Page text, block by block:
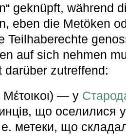
geknüpft, während
eben die Metöken
Teilhaberechte
auf sich nehmen
zutreffend:
Μέτοικοι) — у
що оселилися
метеки, що